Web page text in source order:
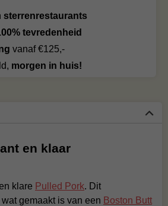
sterrenrestaurants
tevredenheid
vanaf €125,-
morgen in huis!
en klaar
klare Pulled Pork. Dit
gemaakt is van een Boston Butt